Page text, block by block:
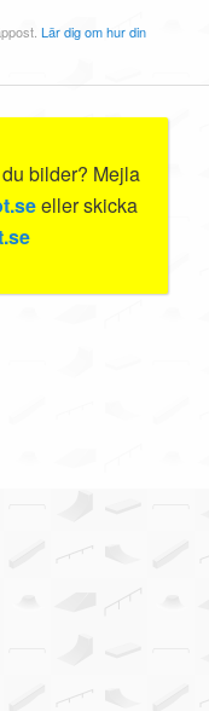
Lär dig om hur din
bilder? Mejla
eller skicka